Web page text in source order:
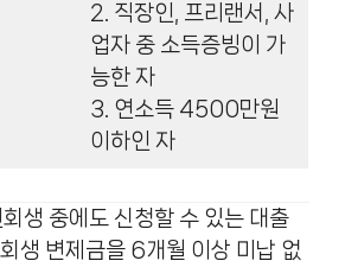
2. 직장인, 프리랜서, 사
업자 중 소득증빙이 가
능한 자
3. 연소득 4500만원
이하인 자
생 중에도 신청할 수 있는 대출
생 변제금을 6개월 이상 미납 없